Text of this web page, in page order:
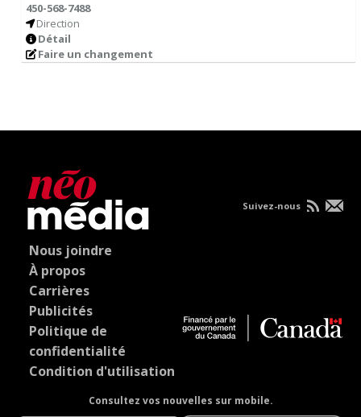
450-568-7488
Direction
Détail
Faire un changement
Nous joindre
À propos
Carrières
Publicités
Politique de
confidentialité
Condition d'utilisation
Consultez vos nouvelles sur mobile.
Suivez-nous